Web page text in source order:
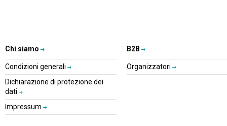
Chi siamo
Condizioni generali
Dichiarazione di protezione dei
dati
Impressum
B2B
Organizzatori